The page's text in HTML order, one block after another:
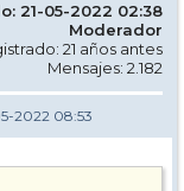
21-05-2022 02:38
Moderador
21 años antes
Mensajes: 2.182
2022 08:53